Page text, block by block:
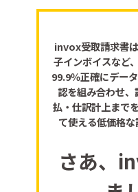
invox受取請求書
子インボイスなど
99.9％正確にデー
認を組み合わせ
払・仕訳計上まで
て使える低価格な
さあ、